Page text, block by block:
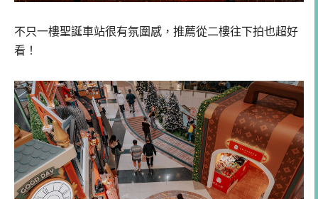
不只一樓聖誕車站很有氛圍感，推薦從二樓往下拍也超好
看！